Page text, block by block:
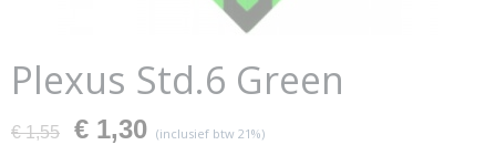
Plexus Std.6 Green
€ 1,55 € 1,30 (inclusief btw 21%)